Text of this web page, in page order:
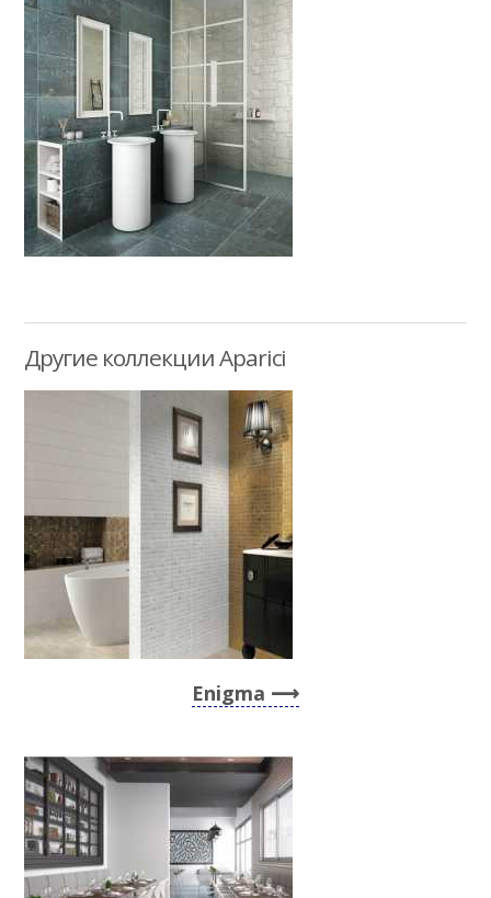
Другие коллекции Aparici
Enigma